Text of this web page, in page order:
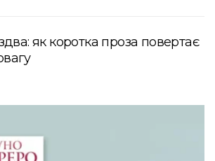
як коротка проза повертає